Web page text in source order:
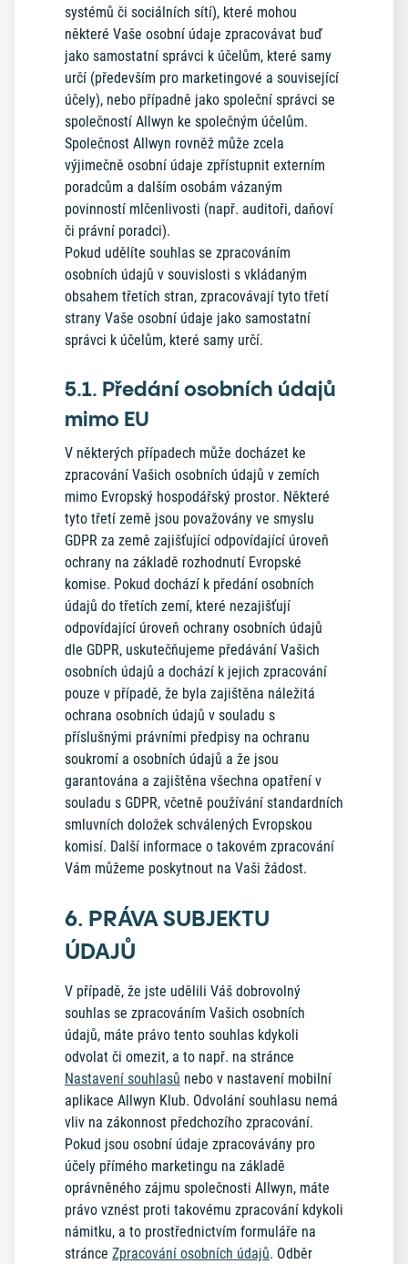
systémů či sociálních sítí), které mohou
některé Vaše osobní údaje zpracovávat buď
jako samostatní správci k účelům, které samy
určí (především pro marketingové a související
účely), nebo případně jako společní správci se
společností Allwyn ke společným účelům.
Společnost Allwyn rovněž může zcela
výjimečně osobní údaje zpřístupnit externím
poradcům a dalším osobám vázaným
povinností mlčenlivosti (např. auditoři, daňoví
či právní poradci).
Pokud udělíte souhlas se zpracováním
osobních údajů v souvislosti s vkládaným
obsahem třetích stran, zpracovávají tyto třetí
strany Vaše osobní údaje jako samostatní
správci k účelům, které samy určí.
5.1. Předání osobních údajů
mimo EU
V některých případech může docházet ke
zpracování Vašich osobních údajů v zemích
mimo Evropský hospodářský prostor. Některé
tyto třetí země jsou považovány ve smyslu
GDPR za země zajišťující odpovídající úroveň
ochrany na základě rozhodnutí Evropské
komise. Pokud dochází k předání osobních
údajů do třetích zemí, které nezajišťují
odpovídající úroveň ochrany osobních údajů
dle GDPR, uskutečňujeme předávání Vašich
osobních údajů a dochází k jejich zpracování
pouze v případě, že byla zajištěna náležitá
ochrana osobních údajů v souladu s
příslušnými právními předpisy na ochranu
soukromí a osobních údajů a že jsou
garantována a zajištěna všechna opatření v
souladu s GDPR, včetně používání standardních
smluvních doložek schválených Evropskou
komisí. Další informace o takovém zpracování
Vám můžeme poskytnout na Vaši žádost.
6. PRÁVA SUBJEKTU
ÚDAJŮ
V případě, že jste udělili Váš dobrovolný
souhlas se zpracováním Vašich osobních
údajů, máte právo tento souhlas kdykoli
odvolat či omezit, a to např. na stránce
Nastavení souhlasů nebo v nastavení mobilní
aplikace Allwyn Klub. Odvolání souhlasu nemá
vliv na zákonnost předchozího zpracování.
Pokud jsou osobní údaje zpracovávány pro
účely přímého marketingu na základě
oprávněného zájmu společnosti Allwyn, máte
právo vznést proti takovému zpracování kdykoli
námitku, a to prostřednictvím formuláře na
stránce Zpracování osobních údajů. Odběr